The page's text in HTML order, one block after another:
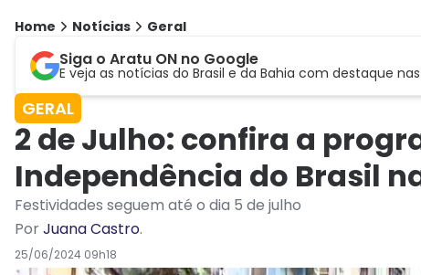
Home Notícias Geral
Siga o Aratu ON no Google
E veja as notícias do Brasil e da Bahia com destaque
GERAL
2 de Julho: confira a
Independência do Brasil
Festividades seguem até o dia 5 de julho
PorJuana Castro.
25/06/2024 09h18